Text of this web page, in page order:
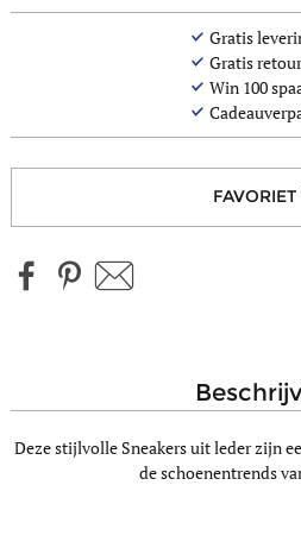
Gratis
Gratis
Win 100
Deze stijlvolle Sneakers uit leder zijn
de schoenentrends